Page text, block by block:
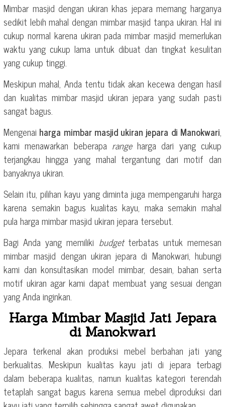
Mimbar masjid dengan ukiran khas jepara memang harganya
sedikit lebih mahal dengan mimbar masjid tanpa ukiran. Hal ini
cukup normal karena ukiran pada mimbar masjid memerlukan
waktu yang cukup lama untuk dibuat dan tingkat kesulitan
yang cukup tinggi.
Meskipun mahal, Anda tentu tidak akan kecewa dengan hasil
dan kualitas mimbar masjid ukiran jepara yang sudah pasti
sangat bagus.
Mengenai harga mimbar masjid ukiran jepara di Manokwari,
kami menawarkan beberapa rangeharga dari yang cukup
terjangkau hingga yang mahal tergantung dari motif dan
banyaknya ukiran.
Selain itu, pilihan kayu yang diminta juga mempengaruhi harga
karena semakin bagus kualitas kayu, maka semakin mahal
pula harga mimbar masjid ukiran jepara tersebut.
Bagi Anda yang memiliki budget terbatas untuk memesan
mimbar masjid dengan ukiran jepara di Manokwari, hubungi
kami dan konsultasikan model mimbar, desain, bahan serta
motif ukiran agar kami dapat membuat yang sesuai dengan
yang Anda inginkan.
Harga Mimbar Masjid Jati Jepara
di Manokwari
Jepara terkenal akan produksi mebel berbahan jati yang
berkualitas. Meskipun kualitas kayu jati di jepara terbagi
dalam beberapa kualitas, namun kualitas kategori terendah
tetaplah sangat bagus karena semua mebel diproduksi dari